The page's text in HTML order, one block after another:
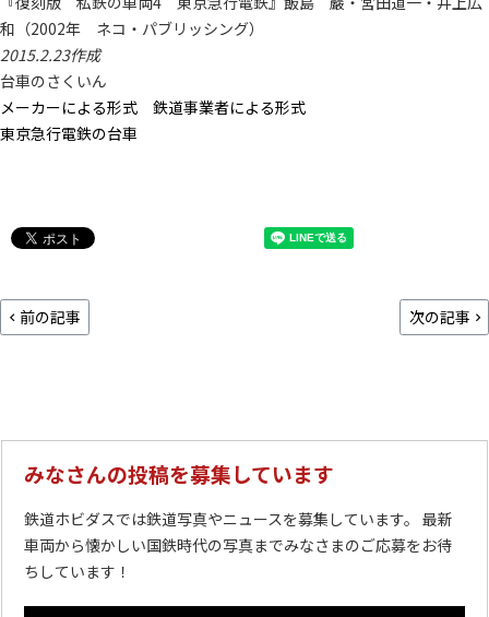
和（2002年 ネコ・パブリッシング）
2015.2.23作成
台車のさくいん
メーカーによる形式
鉄道事業者による形式
東京急行電鉄の台車
前の記事 次の記事
みなさんの投稿を募集しています
鉄道ホビダスでは鉄道写真やニュースを募集しています。 最新
車両から懐かしい国鉄時代の写真までみなさまのご応募をお待
ちしています！